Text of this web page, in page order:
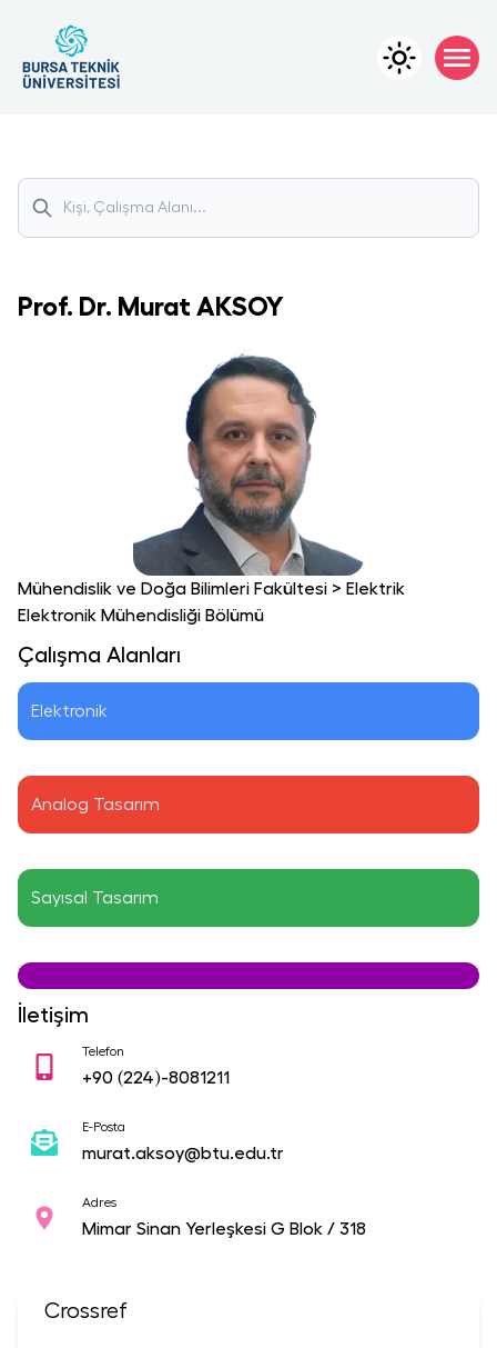
Prof. Dr. Murat AKSOY
Mühendislik ve Doğa Bilimleri Fakültesi > Elektrik
Elektronik Mühendisliği Bölümü
Çalışma Alanları
Elektronik
Analog Tasarım
Sayısal Tasarım
İletişim
Telefon
+90 (224)-8081211
E-Posta
murat.aksoy@btu.edu.tr
Adres
Mimar Sinan Yerleşkesi G Blok / 318
Crossref